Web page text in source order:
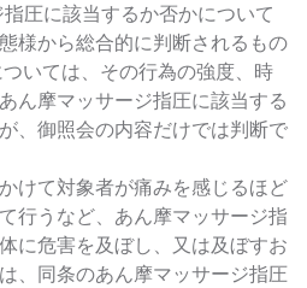
圧に該当するか否かについて
様から総合的に判断されるもの
いては、その行為の強度、時
ん摩マッサージ指圧に該当する
、御照会の内容だけでは判断で
けて対象者が痛みを感じるほど
行うなど、あん摩マッサージ指
に危害を及ぼし、又は及ぼすお
、同条のあん摩マッサージ指圧